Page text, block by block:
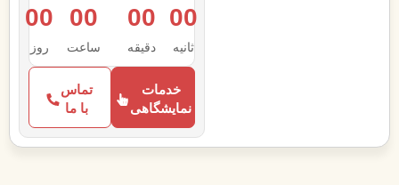
00
روز
00
ساعت‌
00
دقیقه
00
ثانیه
خدمات
نمایشگاهی
تماس
با ما